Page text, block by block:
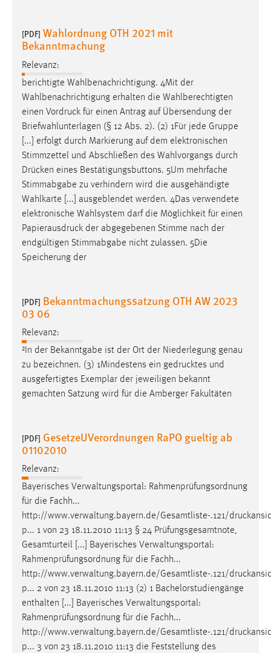
[PDF] Wahlordnung OTH 2021 mit
Bekanntmachung
Relevanz:
berichtigte Wahlbenachrichtigung. 4Mit der
Wahlbenachrichtigung erhalten die Wahlberechtigten
einen Vordruck für einen Antrag auf Übersendung der
Briefwahlunterlagen (§ 12 Abs. 2). (2) 1Für jede Gruppe
[...] erfolgt durch Markierung auf dem elektronischen
Stimmzettel und Abschließen des Wahlvorgangs durch
Drücken eines Bestätigungsbuttons. 5Um mehrfache
Stimmabgabe zu verhindern wird die ausgehändigte
Wahlkarte [...] ausgeblendet werden. 4Das verwendete
elektronische Wahlsystem darf die Möglichkeit für einen
Papierausdruck der abgegebenen Stimme nach der
endgültigen Stimmabgabe nicht zulassen. 5Die
Speicherung der
[PDF] Bekanntmachungssatzung OTH AW 2023
03 06
Relevanz:
²In der Bekanntgabe ist der Ort der Niederlegung genau
zu bezeichnen. (3) 1Mindestens ein gedrucktes und
ausgefertigtes Exemplar der jeweiligen bekannt
gemachten Satzung wird für die Amberger Fakultäten
[PDF] GesetzeUVerordnungen RaPO gueltig ab
01102010
Relevanz:
Bayerisches Verwaltungsportal: Rahmenprüfungsordnung
für die Fachh...
http://www.verwaltung.bayern.de/Gesamtliste-.121/
p... 1 von 23 18.11.2010 11:13 § 24 Prüfungsgesamtnote,
Gesamturteil [...] Bayerisches Verwaltungsportal:
Rahmenprüfungsordnung für die Fachh...
http://www.verwaltung.bayern.de/Gesamtliste-.121/
p... 2 von 23 18.11.2010 11:13 (2) 1 Bachelorstudiengänge
enthalten [...] Bayerisches Verwaltungsportal:
Rahmenprüfungsordnung für die Fachh...
http://www.verwaltung.bayern.de/Gesamtliste-.121/
p... 3 von 23 18.11.2010 11:13 die Feststellung des
Plattformen anzeigen zu können, werden von diesen
externen Medien Cookies gesetzt.
YouTube
Vimeo